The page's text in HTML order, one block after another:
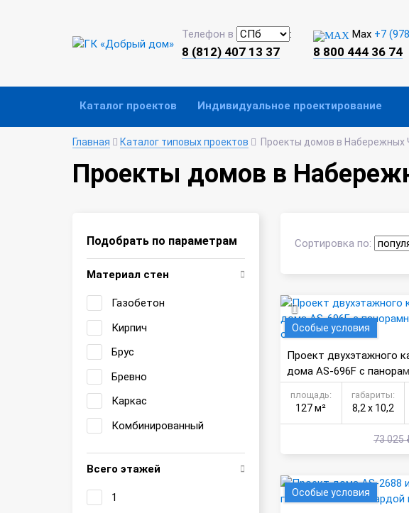
Телефон в :
8 (812) 407 13 37
Max +7
8 800 444 36 74
Каталог проектов Индивидуальное проектирование
Главная Каталог типовых проектов Проекты домов в Набережных
Проекты домов в
Подобрать по параметрам
Материал стен
Газобетон
Кирпич
Брус
Бревно
Каркас
Комбинированный
Всего этажей
1
Сортировка по:
Особые условия
Проект двухэтажного
дома AS-696F с
ами
площадь:
127 м²
габариты:
8,2 х 10,2
73 025
Особые условия